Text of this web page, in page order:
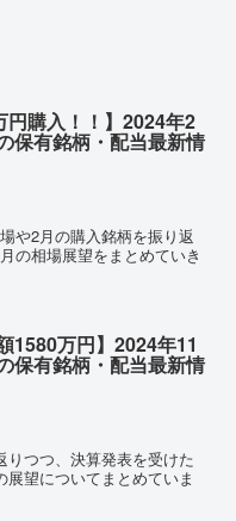
円購入！！】2024年2
保有銘柄・配当最新情
や2月の購入銘柄を振り返
の相場展望をまとめていき
1580万円】2024年11
保有銘柄・配当最新情
りつつ、決算発表を受けた
望についてまとめていま